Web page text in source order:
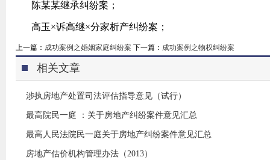
陈某某继承纠纷案；
高玉×诉高继×分家析产纠纷案；
上一篇： 成功案例之婚姻家庭纠纷案 下一篇： 成功案例之物权纠纷案
相关文章
涉执房地产处置司法评估指导意见（试行）
最高院民一庭 ：关于房地产纠纷案件意见汇总
最高人民法院民一庭关于房地产纠纷案件意见汇总
房地产估价机构管理办法（2013）